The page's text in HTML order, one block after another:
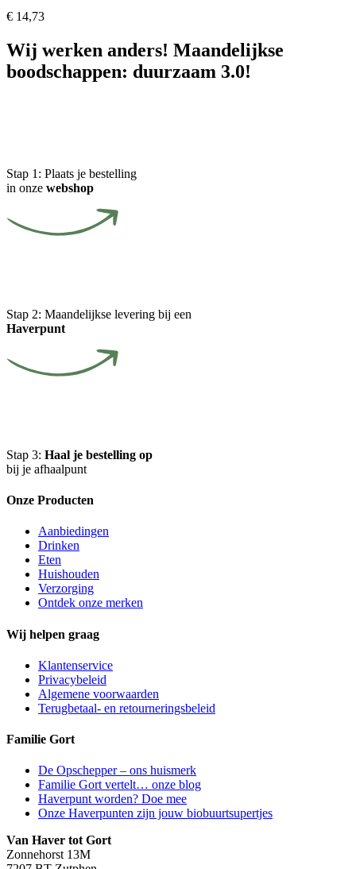
€ 14,73
Wij werken anders! Maandelijkse
boodschappen: duurzaam 3.0!
Stap 1: Plaats je bestelling
in onze webshop
Stap 2: Maandelijkse levering bij een
Haverpunt
Stap 3: Haal je bestelling op
bij je afhaalpunt
Onze Producten
Aanbiedingen
Drinken
Eten
Huishouden
Verzorging
Ontdek onze merken
Wij helpen graag
Klantenservice
Privacybeleid
Algemene voorwaarden
Terugbetaal- en retourneringsbeleid
Familie Gort
De Opschepper – ons huismerk
Familie Gort vertelt… onze blog
Haverpunt worden? Doe mee
Onze Haverpunten zijn jouw biobuurtsupertjes
Van Haver tot Gort
Zonnehorst 13M